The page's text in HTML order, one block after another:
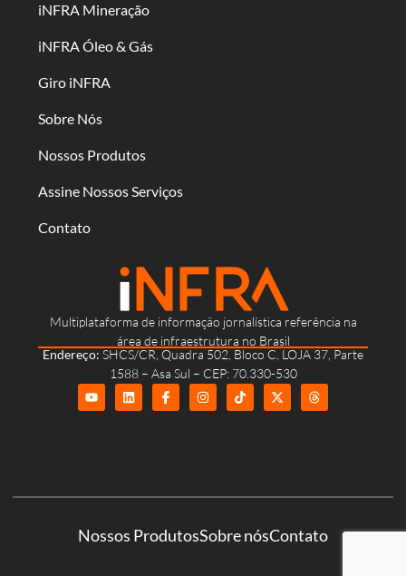
Multiplataforma de informação jornalística referência na
área de infraestrutura no Brasil
Endereço: SHCS/CR, Quadra 502, Bloco C, LOJA 37, Parte
1588 – Asa Sul – CEP: 70.330-530
iNFRA Mineração
iNFRA Óleo & Gás
Giro iNFRA
Sobre Nós
Nossos Produtos
Assine Nossos Serviços
Contato
Nossos ProdutosSobre nósContato